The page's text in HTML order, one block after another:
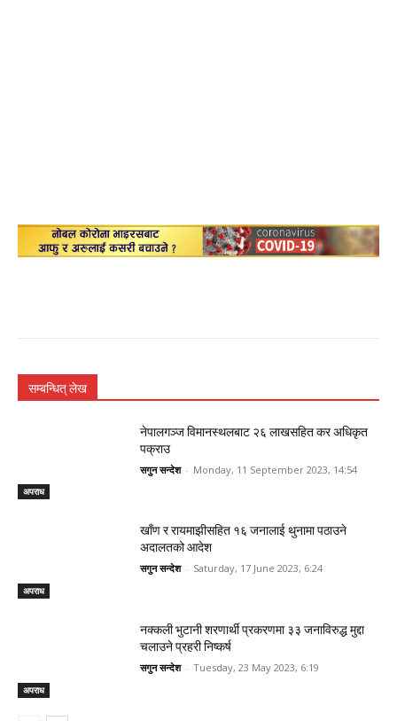
सम्बन्धित् लेख
अपराध
नेपालगञ्ज विमानस्थलबाट २६ लाखसहित कर अधिकृत
पक्राउ
सगुन सन्देश - Monday, 11 September 2023, 14:54
अपराध
खाँण र रायमाझीसहित १६ जनालाई थुनामा पठाउने
अदालतको आदेश
सगुन सन्देश - Saturday, 17 June 2023, 6:24
अपराध
नक्कली भुटानी शरणार्थी प्रकरणमा ३३ जनाविरुद्ध मुद्दा
चलाउने प्रहरी निष्कर्ष
सगुन सन्देश - Tuesday, 23 May 2023, 6:19